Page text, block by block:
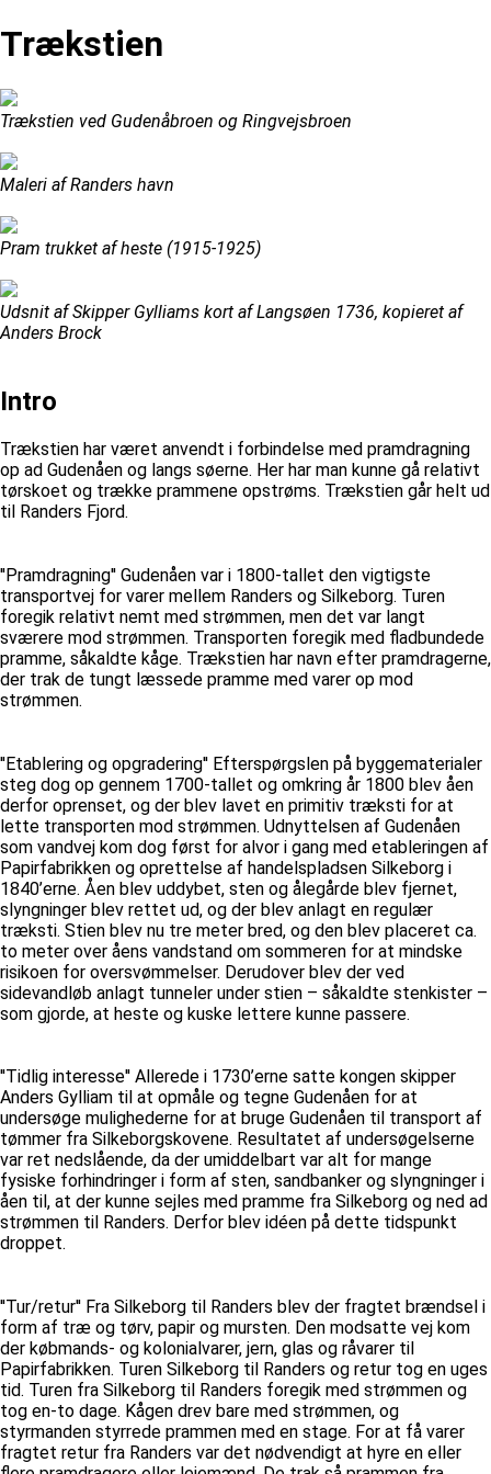
Trækstien
Trækstien ved Gudenåbroen og Ringvejsbroen
Maleri af Randers havn
Pram trukket af heste (1915-1925)
Udsnit af Skipper Gylliams kort af Langsøen 1736, kopieret af
Anders Brock
Intro
Trækstien har været anvendt i forbindelse med pramdragning
op ad Gudenåen og langs søerne. Her har man kunne gå relativt
tørskoet og trække prammene opstrøms. Trækstien går helt ud
til Randers Fjord.
''Pramdragning'' Gudenåen var i 1800-tallet den vigtigste
transportvej for varer mellem Randers og Silkeborg. Turen
foregik relativt nemt med strømmen, men det var langt
sværere mod strømmen. Transporten foregik med fladbundede
pramme, såkaldte kåge. Trækstien har navn efter pramdragerne,
der trak de tungt læssede pramme med varer op mod
strømmen.
''Etablering og opgradering'' Efterspørgslen på byggematerialer
steg dog op gennem 1700-tallet og omkring år 1800 blev åen
derfor oprenset, og der blev lavet en primitiv træksti for at
lette transporten mod strømmen. Udnyttelsen af Gudenåen
som vandvej kom dog først for alvor i gang med etableringen af
Papirfabrikken og oprettelse af handelspladsen Silkeborg i
1840’erne. Åen blev uddybet, sten og ålegårde blev fjernet,
slyngninger blev rettet ud, og der blev anlagt en regulær
træksti. Stien blev nu tre meter bred, og den blev placeret ca.
to meter over åens vandstand om sommeren for at mindske
risikoen for oversvømmelser. Derudover blev der ved
sidevandløb anlagt tunneler under stien – såkaldte stenkister –
som gjorde, at heste og kuske lettere kunne passere.
''Tidlig interesse'' Allerede i 1730’erne satte kongen skipper
Anders Gylliam til at opmåle og tegne Gudenåen for at
undersøge mulighederne for at bruge Gudenåen til transport af
tømmer fra Silkeborgskovene. Resultatet af undersøgelserne
var ret nedslående, da der umiddelbart var alt for mange
fysiske forhindringer i form af sten, sandbanker og slyngninger i
åen til, at der kunne sejles med pramme fra Silkeborg og ned ad
strømmen til Randers. Derfor blev idéen på dette tidspunkt
droppet.
''Tur/retur'' Fra Silkeborg til Randers blev der fragtet brændsel i
form af træ og tørv, papir og mursten. Den modsatte vej kom
der købmands- og kolonialvarer, jern, glas og råvarer til
Papirfabrikken. Turen Silkeborg til Randers og retur tog en uges
tid. Turen fra Silkeborg til Randers foregik med strømmen og
tog en-to dage. Kågen drev bare med strømmen, og
styrmanden styrrede prammen med en stage. For at få varer
fragtet retur fra Randers var det nødvendigt at hyre en eller